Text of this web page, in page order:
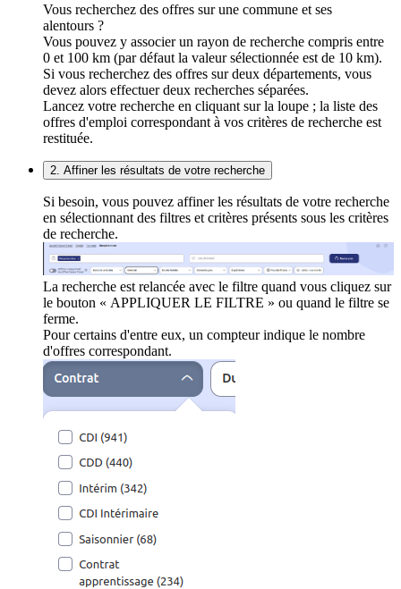
Vous recherchez des offres sur une commune et ses
alentours ?
Vous pouvez y associer un rayon de recherche compris entre
0 et 100 km (par défaut la valeur sélectionnée est de 10 km).
Si vous recherchez des offres sur deux départements, vous
devez alors effectuer deux recherches séparées.
Lancez votre recherche en cliquant sur la loupe ; la liste des
offres d'emploi correspondant à vos critères de recherche est
restituée.
2. Affiner les résultats de votre recherche
Si besoin, vous pouvez affiner les résultats de votre recherche
en sélectionnant des filtres et critères présents sous les critères
de recherche.
La recherche est relancée avec le filtre quand vous cliquez sur
le bouton « APPLIQUER LE FILTRE » ou quand le filtre se
ferme.
Pour certains d'entre eux, un compteur indique le nombre
d'offres correspondant.